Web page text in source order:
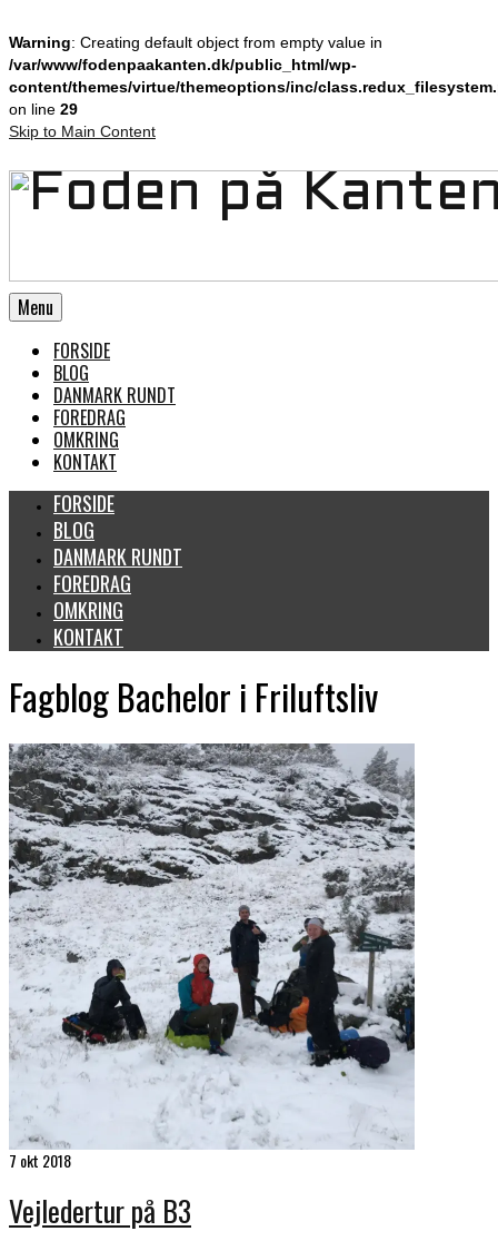
Warning: Creating default object from empty value in
/var/www/fodenpaakanten.dk/public_html/wp-
content/themes/virtue/themeoptions/inc/
on line 29
Skip to Main Content
Menu
FORSIDE
BLOG
DANMARK RUNDT
FOREDRAG
OMKRING
KONTAKT
FORSIDE
BLOG
DANMARK RUNDT
FOREDRAG
OMKRING
KONTAKT
Fagblog Bachelor i Friluftsliv
7 okt 2018
Vejledertur på B3